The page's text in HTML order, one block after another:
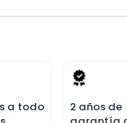
a todo
2 años de